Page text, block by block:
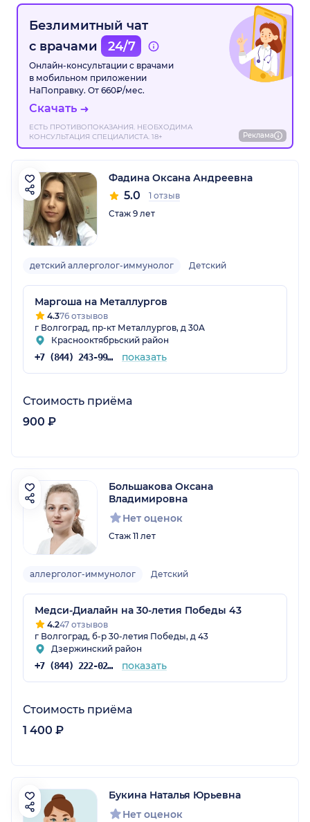
Безлимитный чат
с врачами
24/7
Онлайн-консультации с врачами
в мобильном приложении
НаПоправку. От 660₽/мес.
Скачать
ЕСТЬ ПРОТИВОПОКАЗАНИЯ. НЕОБХОДИМА
КОНСУЛЬТАЦИЯ СПЕЦИАЛИСТА. 18+
Реклама
Фадина Оксана Андреевна
5.0
1 отзыв
Стаж 9 лет
детский аллерголог-иммунолог Детский
Маргоша на Металлургов
4.376 отзывов
г Волгоград, пр-кт Металлургов, д 30А
Краснооктябрьский район
+7 (844) 243-99-88 показать
Стоимость приёма
900 ₽
Большакова Оксана
Владимировна
Нет оценок
Стаж 11 лет
аллерголог-иммунолог Детский
Медси-Диалайн на 30-летия Победы 43
4.247 отзывов
г Волгоград, б-р 30-летия Победы, д 43
Дзержинский район
+7 (844) 222-02-20 показать
Стоимость приёма
1 400 ₽
Букина Наталья Юрьевна
Нет оценок